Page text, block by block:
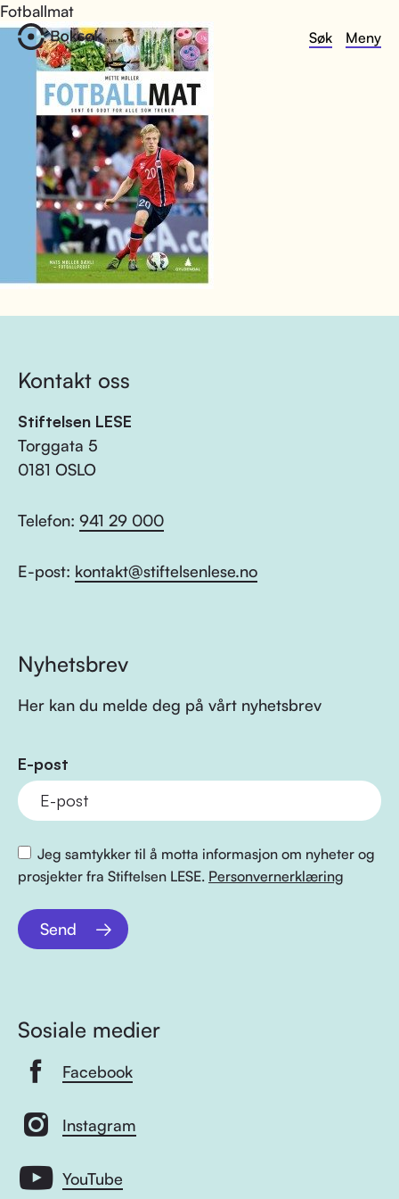
Søk Meny
Fotballmat
Kontakt oss
Stiftelsen LESE
Torggata 5
0181 OSLO
Telefon: 941 29 000
E-post: kontakt@stiftelsenlese.no
Nyhetsbrev
Her kan du melde deg på vårt nyhetsbrev
E-post
Jeg samtykker til å motta informasjon om nyheter og
prosjekter fra Stiftelsen LESE. Personvernerklæring
Send
Sosiale medier
Facebook
Instagram
YouTube